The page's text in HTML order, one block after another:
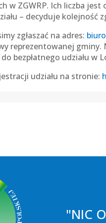
w ZGWRP. Ich liczba
– decyduje kolejność
zgłaszać na adres:
reprezentowanej gminy.
bezpłatnego udziału w
udziału na stronie:
"NIC